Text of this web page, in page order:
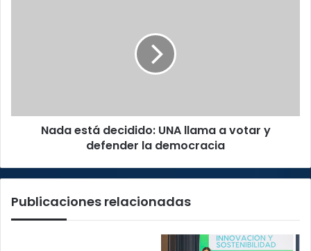
defender
Nada está decidido: UNA llama a votar y
defender la democracia
Publicaciones relacionadas